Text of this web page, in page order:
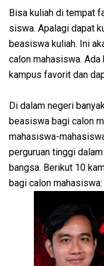
Bisa kuliah di tempat
siswa. Apalagi dapat
beasiswa kuliah. Ini
calon mahasiswa.
kampus favorit dan
Di dalam negeri
beasiswa bagi calon
mahasiswa-
perguruan tinggi
bangsa. Berikut 10
bagi calon mahasiswa: